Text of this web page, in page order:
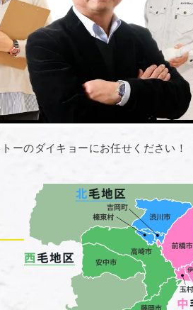
ーのダイキョーにお任せください！